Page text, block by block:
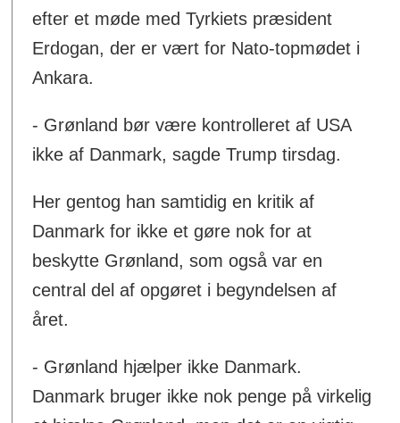
efter et møde med Tyrkiets præsident
Erdogan, der er vært for Nato-topmødet i
Ankara.
- Grønland bør være kontrolleret af USA
ikke af Danmark, sagde Trump tirsdag.
Her gentog han samtidig en kritik af
Danmark for ikke et gøre nok for at
beskytte Grønland, som også var en
central del af opgøret i begyndelsen af
året.
- Grønland hjælper ikke Danmark.
Danmark bruger ikke nok penge på virkelig